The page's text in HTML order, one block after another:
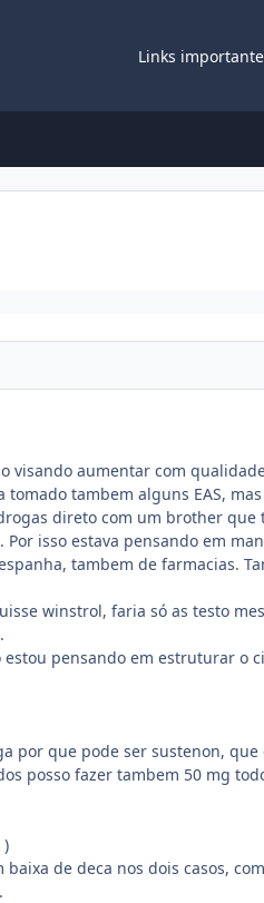
Links
visando aumentar com
tambem alguns EAS,
direto com um brother
isso estava pensando em
tambem de farmacias.
winstrol, faria só as testo
pensando em estruturar o
por que pode ser sustenon,
posso fazer tambem 50 mg
)
de deca nos dois casos,